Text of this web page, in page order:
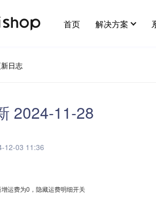
首页 解决方案
社交分销
线上大货批发场景，构建批发商体系
日志
2024-11-28
12-03 11:36
运费为0，隐藏运费明细开关